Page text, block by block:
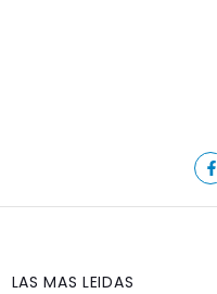
LAS MAS LEIDAS